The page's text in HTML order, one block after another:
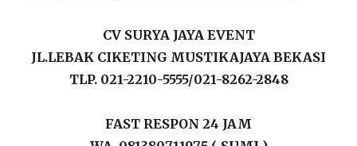
CV SURYA JAYA EVENT
JL.LEBAK CIKETING MUSTIKAJAYA BEKASI
TLP. 021-2210-5555/021-8262-2848
FAST RESPON 24 JAM